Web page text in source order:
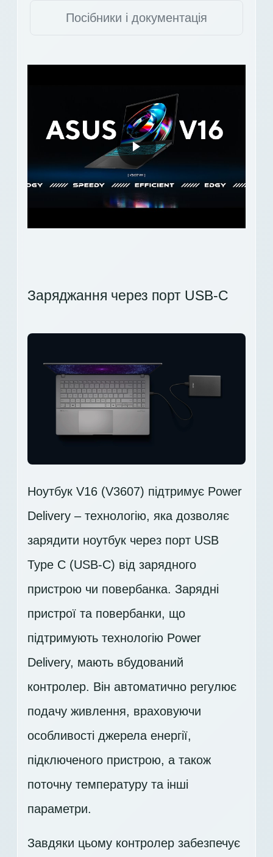
Посібники і документація
Заряджання через порт USB-C
Ноутбук V16 (V3607) підтримує Power
Delivery – технологію, яка дозволяє
зарядити ноутбук через порт USB
Type C (USB-C) від зарядного
пристрою чи повербанка. Зарядні
пристрої та повербанки, що
підтримують технологію Power
Delivery, мають вбудований
контролер. Він автоматично регулює
подачу живлення, враховуючи
особливості джерела енергії,
підключеного пристрою, а також
поточну температуру та інші
параметри.
Завдяки цьому контролер забезпечує